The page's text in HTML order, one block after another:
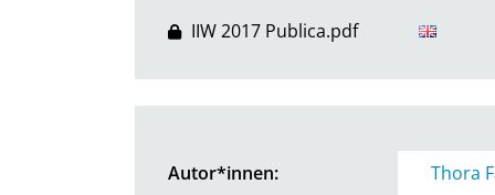
IIW 2017 Publica.pdf
Autor*innen:
Thora